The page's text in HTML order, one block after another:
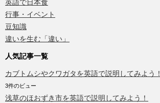
英語で日本食
行事・イベント
豆知識
違いを生む「違い」
人気記事一覧
カブトムシやクワガタを英語で説明してみよう！
3件のビュー
浅草のほおずき市を英語で説明してみよう！